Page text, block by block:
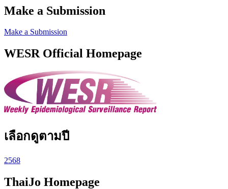
Make a Submission
Make a Submission
WESR Official Homepage
เลือกดูตามปี
2568
ThaiJo Homepage